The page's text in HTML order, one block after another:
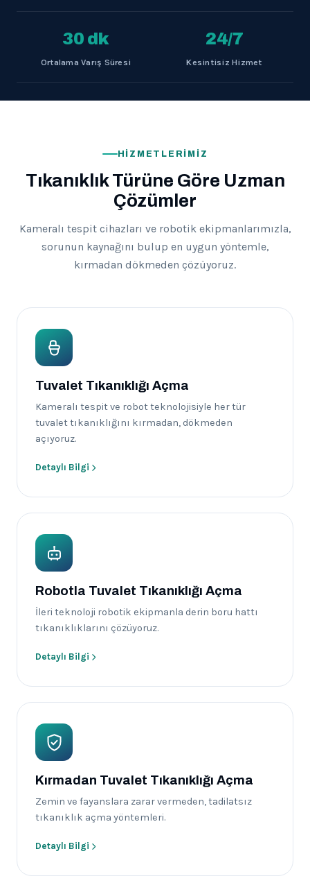
30 dk
Ortalama Varış Süresi
24/7
Kesintisiz Hizmet
HIZMETLERIMIZ
Tıkanıklık Türüne Göre Uzman
Çözümler
Kameralı tespit cihazları ve robotik ekipmanlarımızla,
sorunun kaynağını bulup en uygun yöntemle,
kırmadan dökmeden çözüyoruz.
Tuvalet Tıkanıklığı Açma
Kameralı tespit ve robot teknolojisiyle her tür
tuvalet tıkanıklığını kırmadan, dökmeden
açıyoruz.
Detaylı Bilgi
Robotla Tuvalet Tıkanıklığı Açma
İleri teknoloji robotik ekipmanla derin boru hattı
tıkanıklıklarını çözüyoruz.
Detaylı Bilgi
Kırmadan Tuvalet Tıkanıklığı Açma
Zemin ve fayanslara zarar vermeden, tadilatsız
tıkanıklık açma yöntemleri.
Detaylı Bilgi